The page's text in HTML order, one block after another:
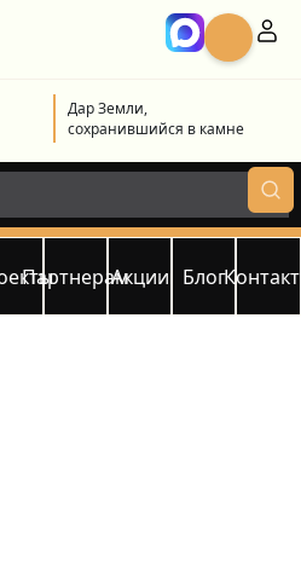
Дар Земли,
сохранившийся в камне
ПартнерамАкции Блог